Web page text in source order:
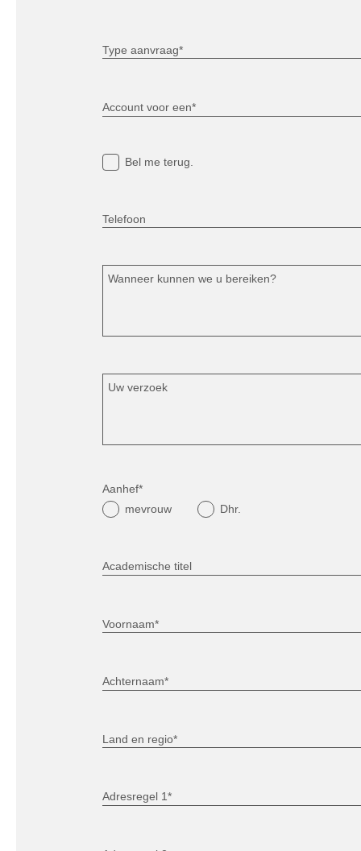
Type aanvraag*
Account voor een*
Bel me terug.
Telefoon
Wanneer kunnen we u bereiken?
Uw verzoek
Aanhef*
mevrouw
Dhr.
Academische titel
Voornaam*
Achternaam*
Land en regio*
Adresregel 1*